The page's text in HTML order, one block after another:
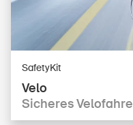
Velo
Sicheres
SafetyKit